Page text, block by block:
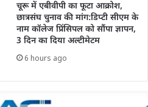
चूरू में एबीवीपी का फूटा आक्रोश,
छात्रसंघ चुनाव की मांग:डिप्टी सीएम के
नाम कॉलेज प्रिंसिपल को सौंपा ज्ञापन,
3 दिन का दिया अल्टीमेटम
6 hours ago